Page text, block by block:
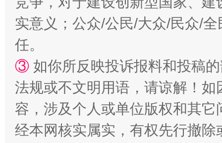
招工难、用工荒背后
实意义；公众/公民/大众/民众/
任。
③ 如你所反映投诉报料和投稿
法规或不文明用语，请谅解！
容，涉及个人或单位版权和其它
经本网核实属实，有权先行撤